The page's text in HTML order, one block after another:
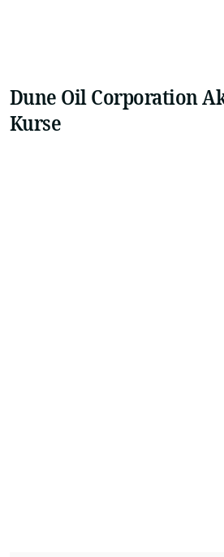
Dune Oil Corporation
Kurse